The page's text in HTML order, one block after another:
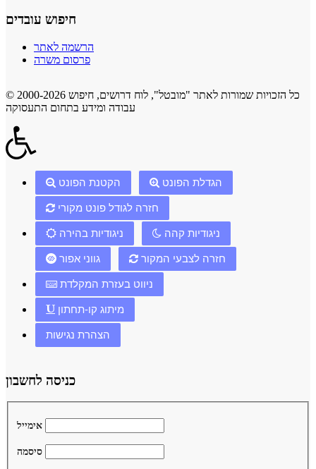
חיפוש עובדים
הרשמה לאתר
פרסום משרה
© 2000-2026 כל הזכויות שמורות לאתר "מובטל", לוח דרושים, חיפוש
עבודה ומידע בתחום התעסוקה
הקטנת הפונט הגדלת הפונט
חזרה לגודל פונט מקורי
ניגודיות בהירה ניגודיות קהה
גווני אפור חזרה לצבעי המקור
ניווט בעזרת המקלדת
מיתוג קו-תחתון
הצהרת נגישות
כניסה לחשבון
אימייל
סיסמה